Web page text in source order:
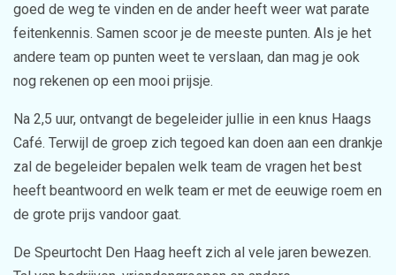
goed de weg te vinden en de ander heeft weer wat parate
feitenkennis. Samen scoor je de meeste punten. Als je het
andere team op punten weet te verslaan, dan mag je ook
nog rekenen op een mooi prijsje.
Na 2,5 uur, ontvangt de begeleider jullie in een knus Haags
Café. Terwijl de groep zich tegoed kan doen aan een drankje
zal de begeleider bepalen welk team de vragen het best
heeft beantwoord en welk team er met de eeuwige roem en
de grote prijs vandoor gaat.
De Speurtocht Den Haag heeft zich al vele jaren bewezen.